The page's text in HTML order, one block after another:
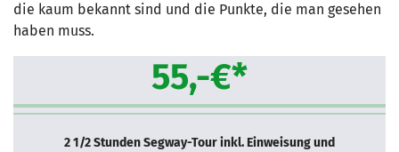
die kaum bekannt sind und die Punkte, die man gesehen
haben muss.
55,-€*
2 1/2 Stunden Segway-Tour inkl. Einweisung und